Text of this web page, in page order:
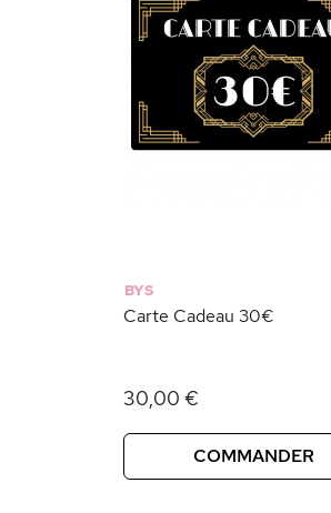
BYS
Carte Cadeau 30€
30,00 €
COMMANDER